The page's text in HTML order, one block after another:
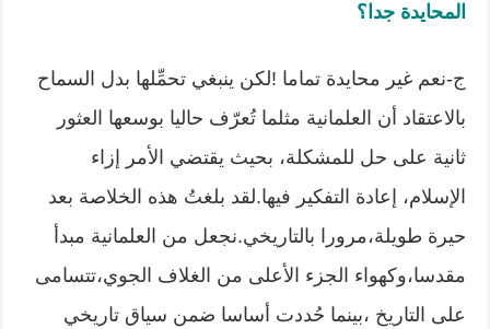
المحايدة جدا؟
ج-نعم غير محايدة تماما !لكن ينبغي تحمِّلها بدل السماح
بالاعتقاد أن العلمانية مثلما تُعرّف حاليا بوسعها العثور
ثانية على حل للمشكلة، بحيث يقتضي الأمر إزاء
الإسلام، إعادة التفكير فيها.لقد بلغتُ هذه الخلاصة بعد
حيرة طويلة،مرورا بالتاريخي.نجعل من العلمانية مبدأ
مقدسا،وكهواء الجزء الأعلى من الغلاف الجوي،تتسامى
على التاريخ ،بينما حُددت أساسا ضمن سياق تاريخي